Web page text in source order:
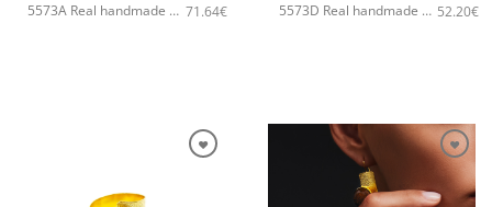
5573A Real handmade crystal small χειροποίητο κολιέ Catherine bijoux Πράσινο 71.64€ 5573D Real handmade crystal big χειροποίητο δαχτυλιδι Catherine bijoux Χρυσό 52.20€